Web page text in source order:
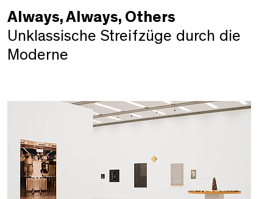
Always, Always, Others
Unklassische Streifzüge durch die
Moderne